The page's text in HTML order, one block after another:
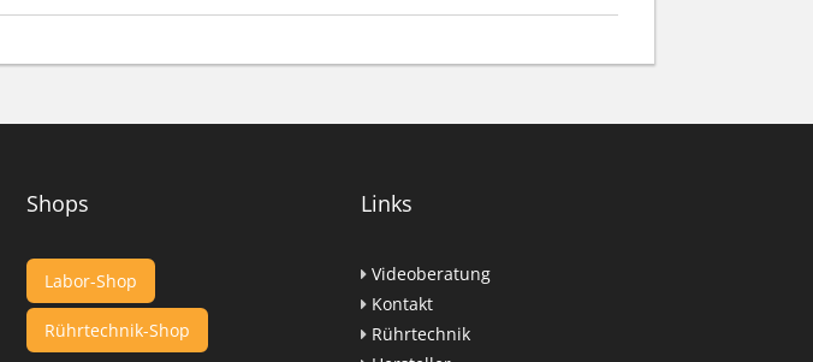
Weiterlesen...
Shops
Labor-Shop
Rührtechnik-Shop
Links
Videoberatung
Kontakt
Rührtechnik